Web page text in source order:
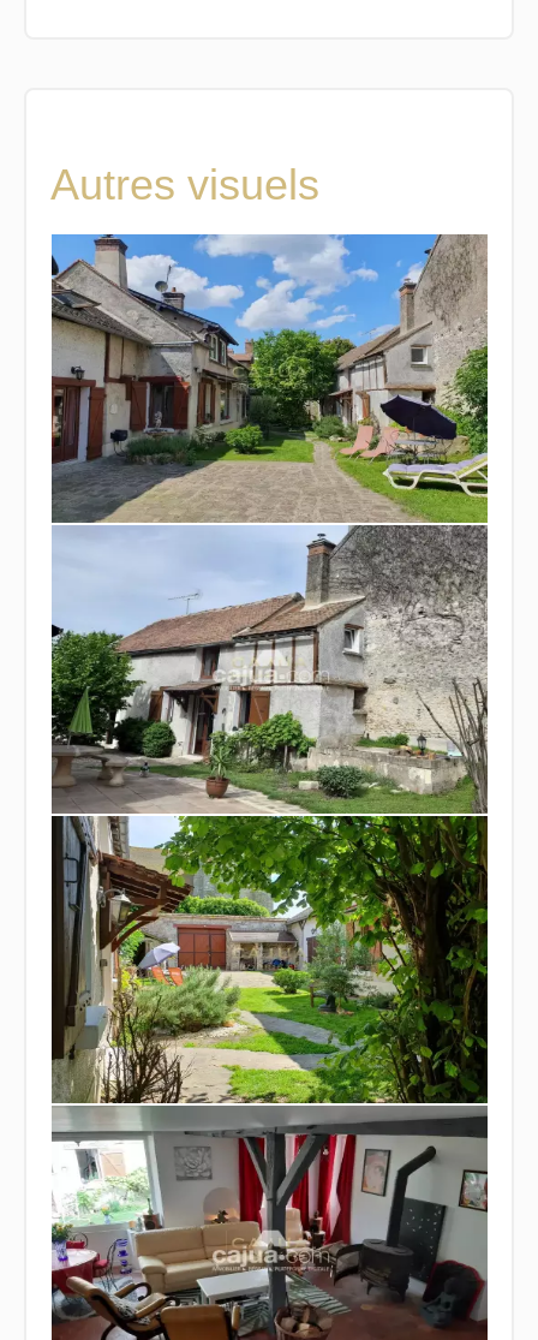
Autres visuels